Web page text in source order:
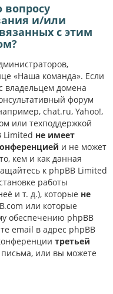
вопросу
и/или
с этим
«Наша команда». Если
владельцем домена
форум
chat.ru, Yahoo!,
или техподдержкой
Limited не имеет
и не может
кем и как данная
к phpBB Limited
работы
и т. д.), которые не
или которые
обеспечению phpBB
email в адрес phpBB
третьей
или вы можете